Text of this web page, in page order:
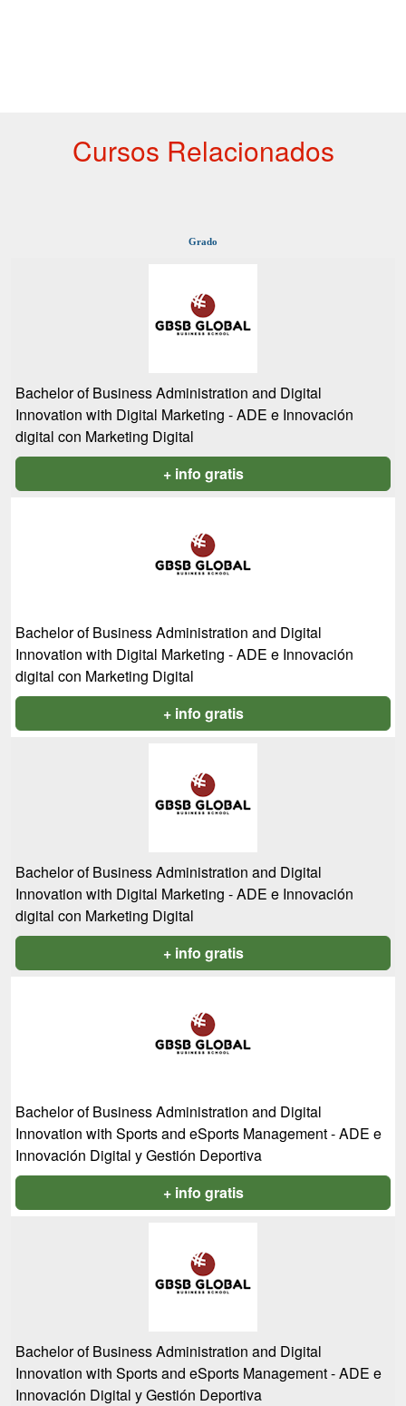
Cursos Relacionados
Grado
Bachelor of Business Administration and Digital
Innovation with Digital Marketing - ADE e Innovación
digital con Marketing Digital
+ info gratis
Bachelor of Business Administration and Digital
Innovation with Digital Marketing - ADE e Innovación
digital con Marketing Digital
+ info gratis
Bachelor of Business Administration and Digital
Innovation with Digital Marketing - ADE e Innovación
digital con Marketing Digital
+ info gratis
Bachelor of Business Administration and Digital
Innovation with Sports and eSports Management - ADE e
Innovación Digital y Gestión Deportiva
+ info gratis
Bachelor of Business Administration and Digital
Innovation with Sports and eSports Management - ADE e
Innovación Digital y Gestión Deportiva